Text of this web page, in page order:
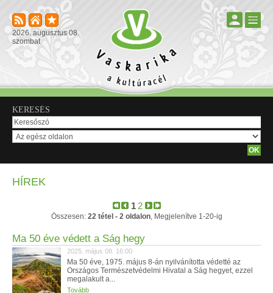
2026. augusztus 08.
szombat
KERESÉS
HÍREK
1 2
Összesen: 22 tétel - 2 oldalon, Megjelenítve 1-20-ig
Ma 50 éve védett a Ság hegy
2025. május 08. 16:00
Ma 50 éve, 1975. május 8-án nyilvánította védetté az
Országos Természetvédelmi Hivatal a Ság hegyet, ezzel
megalakult a...
Tovább